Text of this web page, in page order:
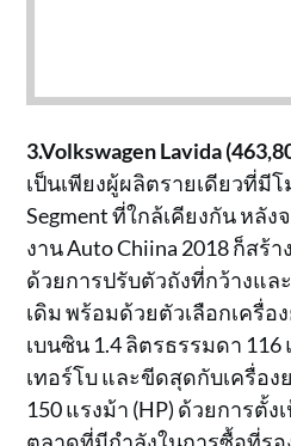
3.Volkswagen Lavida
เป็นเพียงผู้ผลิตรายเดียวที่มี
Segment ที่ใกล้เคียงกัน หลั
งาน Auto Chiina 2018 ก็สร้
ด้วยการปรับตัวถังที่กว้างแล
เดิม พร้อมด้วยตัวเลือกเครื่อ
เบนซิน 1.4 ลิตรธรรมดา 116
เทอร์โบ และขีดสุดกับเครื่อง
150 แรงม้า (HP) ด้วยการตั้ง